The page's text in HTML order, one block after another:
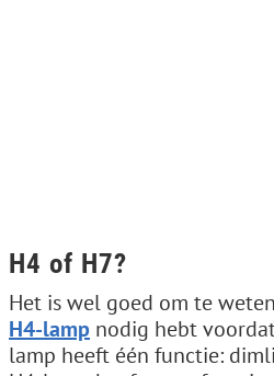
H4 of H7?
Het is wel goed om te
H4-lamp nodig hebt
lamp heeft één functie: